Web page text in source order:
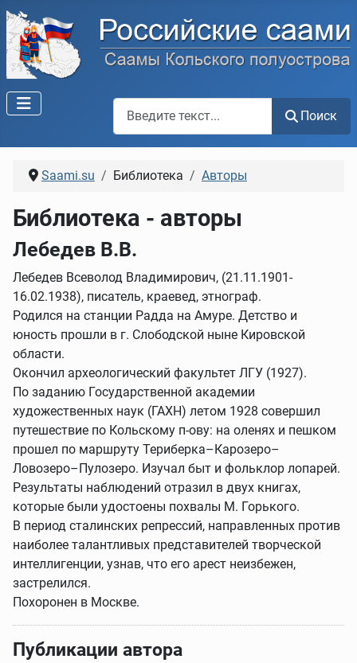
Поиск
Saami.su Библиотека Авторы
Библиотека - авторы
Лебедев В.В.
Лебедев Всеволод Владимирович, (21.11.1901-
16.02.1938), писатель, краевед, этнограф.
Родился на станции Радда на Амуре. Детство и
юность прошли в г. Слободской ныне Кировской
области.
Окончил археологический факультет ЛГУ (1927).
По заданию Государственной академии
художественных наук (ГАХН) летом 1928 совершил
путешествие по Кольскому п‑ову: на оленях и пешком
прошел по маршруту Териберка–Карозеро–
Ловозеро–Пулозеро. Изучал быт и фольклор лопарей.
Результаты наблюдений отразил в двух книгах,
которые были удостоены похвалы М. Горького.
В период сталинских репрессий, направленных против
наиболее талантливых представителей творческой
интеллигенции, узнав, что его арест неизбежен,
застрелился.
Похоронен в Москве.
Публикации автора